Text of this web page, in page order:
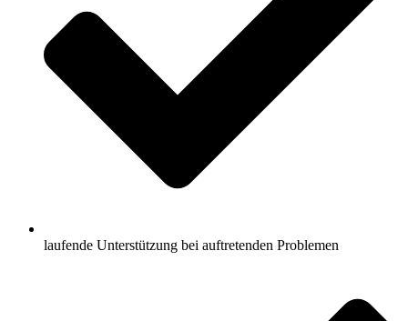
laufende Unterstützung bei auftretenden Problemen